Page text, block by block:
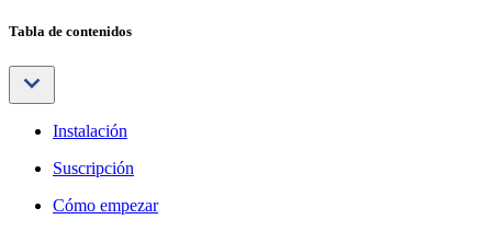
Tabla de contenidos
Instalación
Suscripción
Cómo empezar